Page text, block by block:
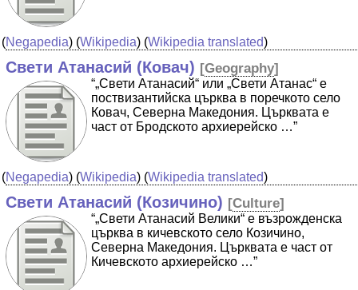
(Negapedia) (Wikipedia) (Wikipedia translated)
Свети Атанасий (Ковач) [Geography]
“„Свети Атанасий“ или „Свети Атанас“ е
поствизантийска църква в поречкото село
Ковач, Северна Македония. Църквата е
част от Бродското архиерейско …”
(Negapedia) (Wikipedia) (Wikipedia translated)
Свети Атанасий (Козичино) [Culture]
“„Свети Атанасий Велики“ е възрожденска
църква в кичевското село Козичино,
Северна Македония. Църквата е част от
Кичевското архиерейско …”